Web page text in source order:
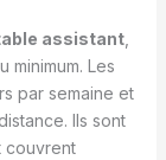
assistant,
minimum. Les
par semaine et
Ils sont
couvrent